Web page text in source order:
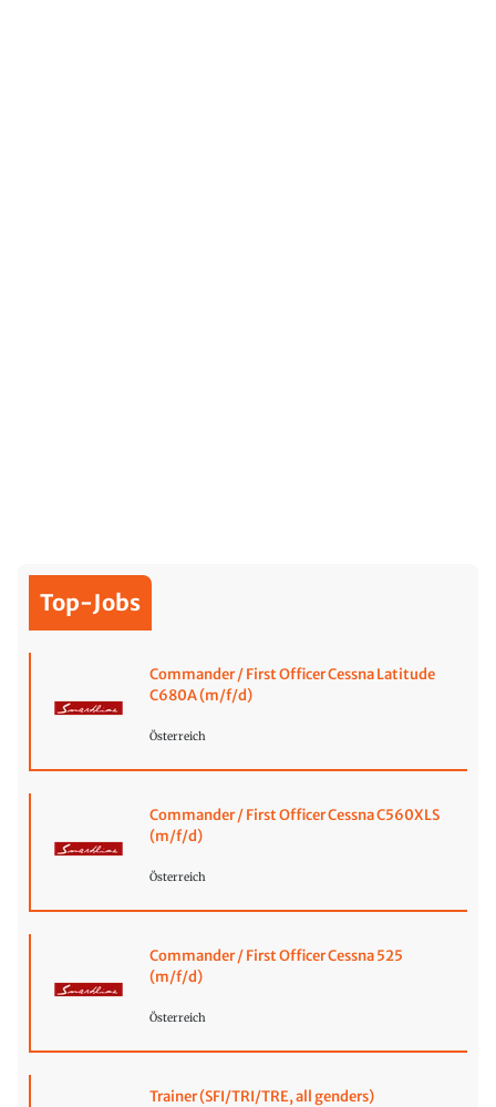
Top-Jobs
Commander / First Officer Cessna Latitude
C680A (m/f/d)
Österreich
Commander / First Officer Cessna C560XLS
(m/f/d)
Österreich
Commander / First Officer Cessna 525
(m/f/d)
Österreich
Trainer (SFI/TRI/TRE, all genders)